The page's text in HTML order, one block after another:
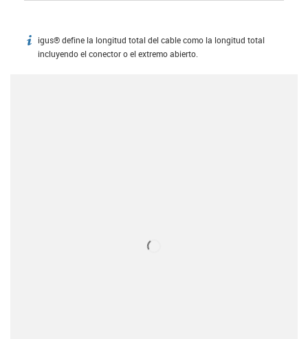
igus-icon-info
igus® define la longitud total del cable como la longitud total
incluyendo el conector o el extremo abierto.